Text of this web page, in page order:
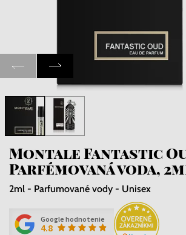
Montale Fantastic
Parfémovaná voda,
2ml - Parfumované vody - Unisex
Google hodnotenie
4.8